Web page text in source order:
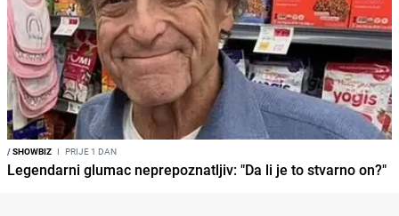
/SHOWBIZ I PRIJE 1 DAN
Legendarni glumac neprepoznatljiv: "Da li je to stvarno on?"